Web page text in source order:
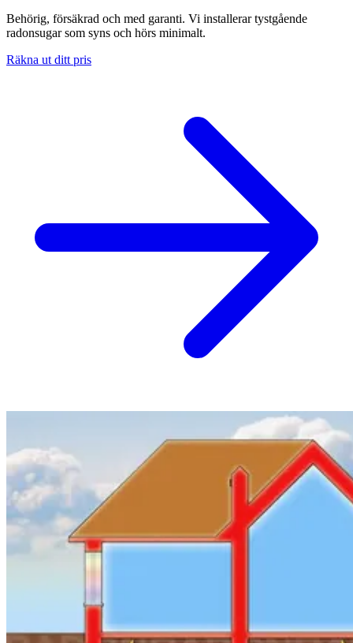
Behörig, försäkrad och med garanti. Vi installerar tystgående
radonsugar som syns och hörs minimalt.
Räkna ut ditt pris